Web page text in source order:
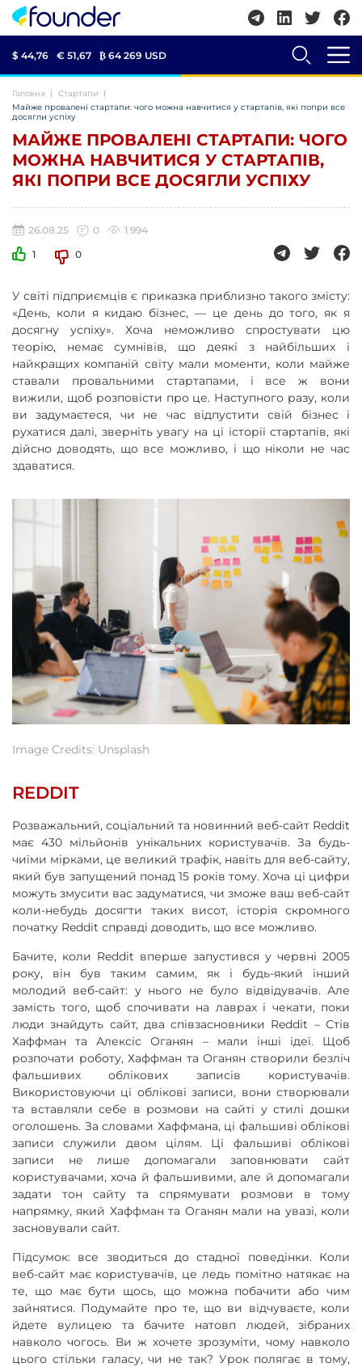
$ 44,76 € 51,67 ₿ 64 269 USD
Головна
Стартапи
Майже провалені стартапи: чого можна навчитися у стартапів, які попри все
досягли успіху
МАЙЖЕ ПРОВАЛЕНІ СТАРТАПИ: ЧОГО
МОЖНА НАВЧИТИСЯ У СТАРТАПІВ,
ЯКІ ПОПРИ ВСЕ ДОСЯГЛИ УСПІХУ
26.08.25 0
1 994
1
0
У світі підприємців є приказка приблизно такого змісту:
«День, коли я кидаю бізнес, — це день до того, як я
досягну успіху». Хоча неможливо спростувати цю
теорію, немає сумнівів, що деякі з найбільших і
найкращих компаній світу мали моменти, коли майже
ставали провальними стартапами, і все ж вони
вижили, щоб розповісти про це. Наступного разу, коли
ви задумаєтеся, чи не час відпустити свій бізнес і
рухатися далі, зверніть увагу на ці історії стартапів, які
дійсно доводять, що все можливо, і що ніколи не час
здаватися.
Image Credits: Unsplash
REDDIT
Розважальний, соціальний та новинний веб-сайт Reddit
має 430 мільйонів унікальних користувачів. За будь-
чиїми мірками, це великий трафік, навіть для веб-сайту,
який був запущений понад 15 років тому. Хоча ці цифри
можуть змусити вас задуматися, чи зможе ваш веб-сайт
коли-небудь досягти таких висот, історія скромного
початку Reddit справді доводить, що все можливо.
Бачите, коли Reddit вперше запустився у червні 2005
року, він був таким самим, як і будь-який інший
молодий веб-сайт: у нього не було відвідувачів. Але
замість того, щоб спочивати на лаврах і чекати, поки
люди знайдуть сайт, два співзасновники Reddit – Стів
Хаффман та Алексіс Оганян – мали інші ідеї. Щоб
розпочати роботу, Хаффман та Оганян створили безліч
фальшивих облікових записів користувачів.
Використовуючи ці облікові записи, вони створювали
та вставляли себе в розмови на сайті у стилі дошки
оголошень. За словами Хаффмана, ці фальшиві облікові
записи служили двом цілям. Ці фальшиві облікові
записи не лише допомагали заповнювати сайт
користувачами, хоча й фальшивими, але й допомагали
задати тон сайту та спрямувати розмови в тому
напрямку, який Хаффман та Оганян мали на увазі, коли
засновували сайт.
Підсумок: все зводиться до стадної поведінки. Коли
веб-сайт має користувачів, це ледь помітно натякає на
те, що має бути щось, що можна побачити або чим
зайнятися. Подумайте про те, що ви відчуваєте, коли
йдете вулицею та бачите натовп людей, зібраних
навколо чогось. Ви ж хочете зрозуміти, чому навколо
цього стільки галасу, чи не так? Урок полягає в тому,